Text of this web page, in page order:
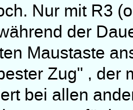
Nur mit R3
der
Maustaste
Zug" , der
bei allen